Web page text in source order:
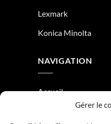
Gérer le
Lexmark
Konica Minolta
NAVIGATION
Accueil